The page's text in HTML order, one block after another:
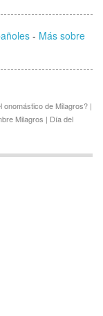
- Más sobre
onomástico de Milagros? |
Milagros | Día del